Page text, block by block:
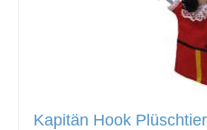
Kapitän Hook